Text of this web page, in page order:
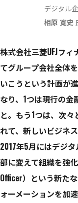
デジタル
相原 寛史
株式会社三菱UFJフ
てグループ会社全体
いこうという計画が
なり、1つは現行の
と。もう1つは、次
れて、新しいビジネ
2017年5月にはデジ
部に変えて組織を強
Officer）という新た
ォーメーションを加